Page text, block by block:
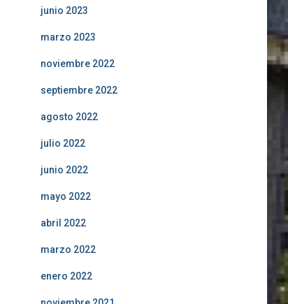
junio 2023
marzo 2023
noviembre 2022
septiembre 2022
agosto 2022
julio 2022
junio 2022
mayo 2022
abril 2022
marzo 2022
enero 2022